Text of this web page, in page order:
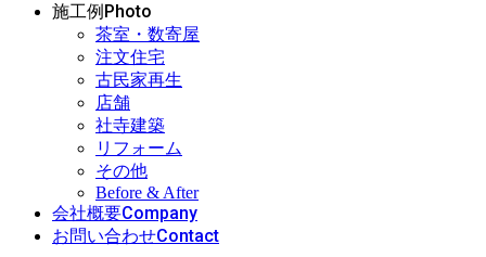
施工例 Photo
茶室・数寄屋
注文住宅
古民家再生
店舗
社寺建築
リフォーム
その他
Before & After
会社概要Company
お問い合わせContact